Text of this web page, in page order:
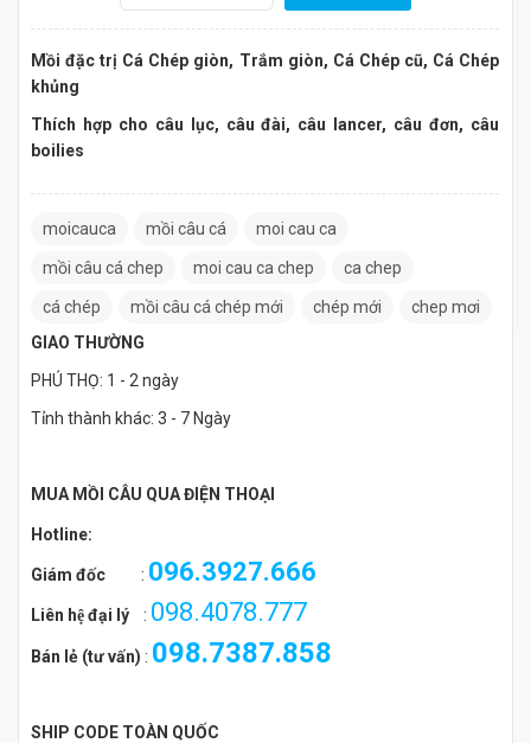
Mồi đặc trị Cá Chép giòn, Trắm giòn, Cá Chép cũ, Cá Chép
khủng
Thích hợp cho câu lục, câu đài, câu lancer, câu đơn, câu
boilies
moicauca mồi câu cá moi cau ca
mồi câu cá chep moi cau ca chep ca chep
cá chép mồi câu cá chép mới chép mới
chep mơi
GIAO THƯỜNG
PHÚ THỌ: 1 - 2 ngày
Tỉnh thành khác: 3 - 7 Ngày
MUA MỒI CÂU QUA ĐIỆN THOẠI
Hotline:
Giám đốc : 096.3927.666
Liên hệ đại lý : 098.4078.777
Bán lẻ (tư vấn) : 098.7387.858
SHIP CODE TOÀN QUỐC